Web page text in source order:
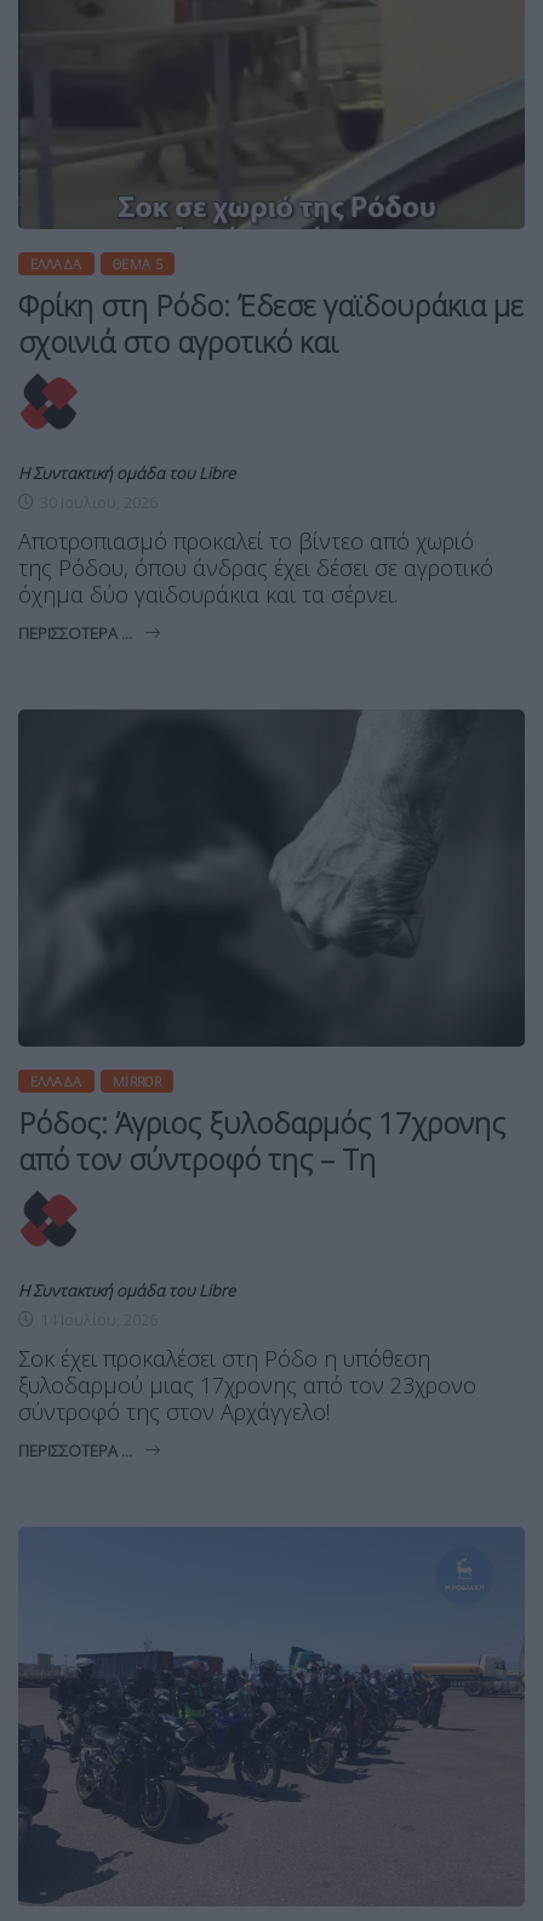
ΕΛΛΆΔΑ ΘΈΜΑ 5
Φρίκη στη Ρόδο: Έδεσε γαϊδουράκια με
σχοινιά στο αγροτικό και
Η Συντακτική ομάδα του Libre
Αποτροπιασμό προκαλεί το βίντεο από χωριό
της Ρόδου, όπου άνδρας έχει δέσει σε αγροτικό
όχημα δύο γαϊδουράκια και τα σέρνει.
ΠΕΡΙΣΣΌΤΕΡΑ ...
ΕΛΛΆΔΑ MIRROR
Ρόδος: Άγριος ξυλοδαρμός 17χρονης
από τον σύντροφό της – Τη
Η Συντακτική ομάδα του Libre
Σοκ έχει προκαλέσει στη Ρόδο η υπόθεση
ξυλοδαρμού μιας 17χρονης από τον 23χρονο
σύντροφό της στον Αρχάγγελο!
ΠΕΡΙΣΣΌΤΕΡΑ ...